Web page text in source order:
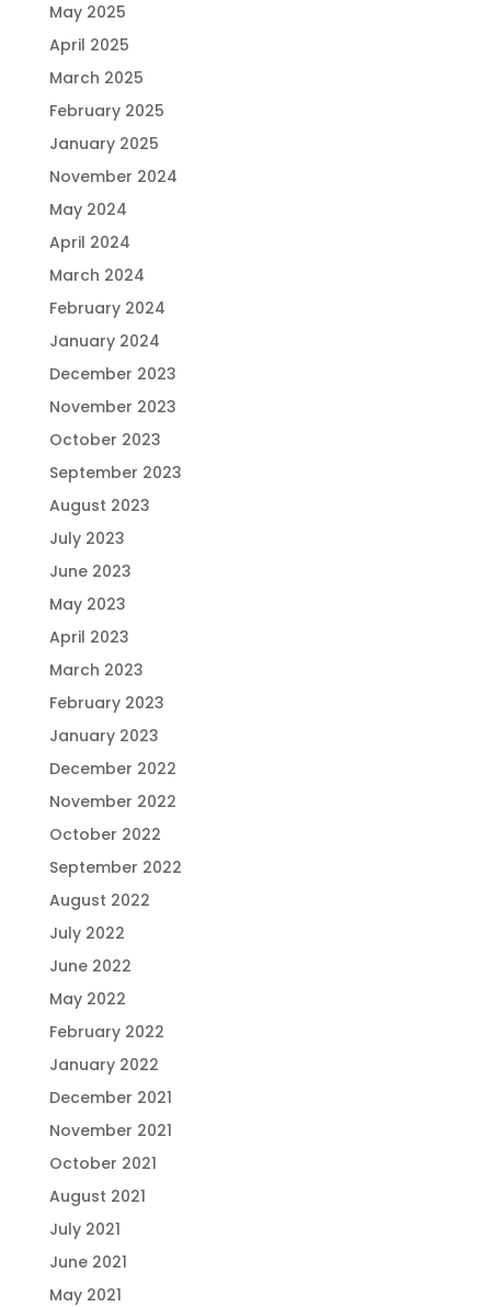
May 2025
April 2025
March 2025
February 2025
January 2025
November 2024
May 2024
April 2024
March 2024
February 2024
January 2024
December 2023
November 2023
October 2023
September 2023
August 2023
July 2023
June 2023
May 2023
April 2023
March 2023
February 2023
January 2023
December 2022
November 2022
October 2022
September 2022
August 2022
July 2022
June 2022
May 2022
February 2022
January 2022
December 2021
November 2021
October 2021
August 2021
July 2021
June 2021
May 2021